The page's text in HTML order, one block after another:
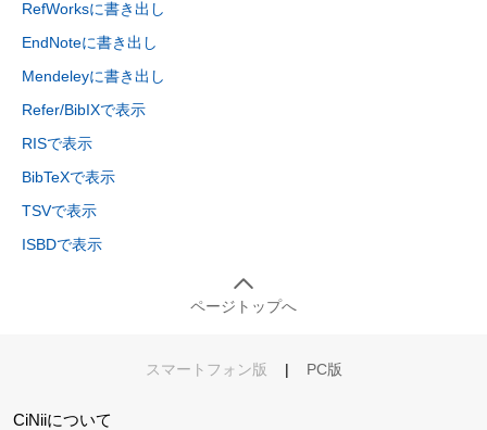
RefWorksに書き出し
EndNoteに書き出し
Mendeleyに書き出し
Refer/BibIXで表示
RISで表示
BibTeXで表示
TSVで表示
ISBDで表示
ページトップへ
スマートフォン版 | PC版
CiNiiについて